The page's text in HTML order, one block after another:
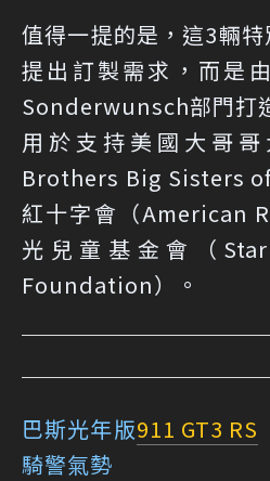
值得一提的是，這3輛
提出訂製需求，而是
Sonderwunsch部門打
用於支持美國大哥
Brothers Big Sisters
紅十字會（American
光兒童基金會（
Foundation）。
巴斯光年版911 GT3 RS
騎警氣勢